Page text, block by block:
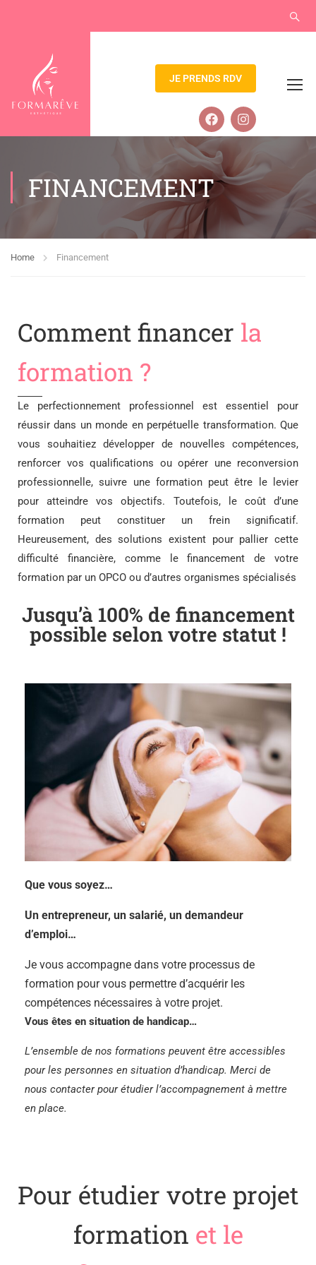
JE PRENDS RDV
FINANCEMENT
Home Financement
Comment financer la
formation ?
Le perfectionnement professionnel est essentiel pour
réussir dans un monde en perpétuelle transformation. Que
vous souhaitiez développer de nouvelles compétences,
renforcer vos qualifications ou opérer une reconversion
professionnelle, suivre une formation peut être le levier
pour atteindre vos objectifs. Toutefois, le coût d’une
formation peut constituer un frein significatif.
Heureusement, des solutions existent pour pallier cette
difficulté financière, comme le financement de votre
formation par un OPCO ou d’autres organismes spécialisés
Jusqu’à 100% de financement
possible selon votre statut !
Que vous soyez…
Un entrepreneur, un salarié, un demandeur
d’emploi…
Je vous accompagne dans votre processus de
formation pour vous permettre d’acquérir les
compétences nécessaires à votre projet.
Vous êtes en situation de handicap…
L’ensemble de nos formations peuvent être accessibles
pour les personnes en situation d’handicap. Merci de
nous contacter pour étudier l’accompagnement à mettre
en place.
Pour étudier votre projet
formation et le